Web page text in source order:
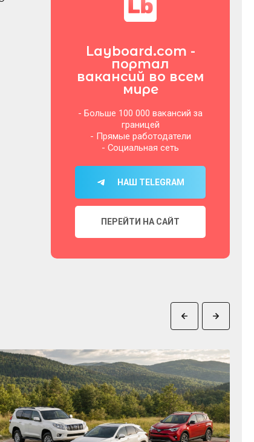
Layboard.com -
портал
вакансий во всем
мире
- Больше 100 000 вакансий за
границей
- Прямые работодатели
- Социальная сеть
НАШ TELEGRAM
ПЕРЕЙТИ НА САЙТ